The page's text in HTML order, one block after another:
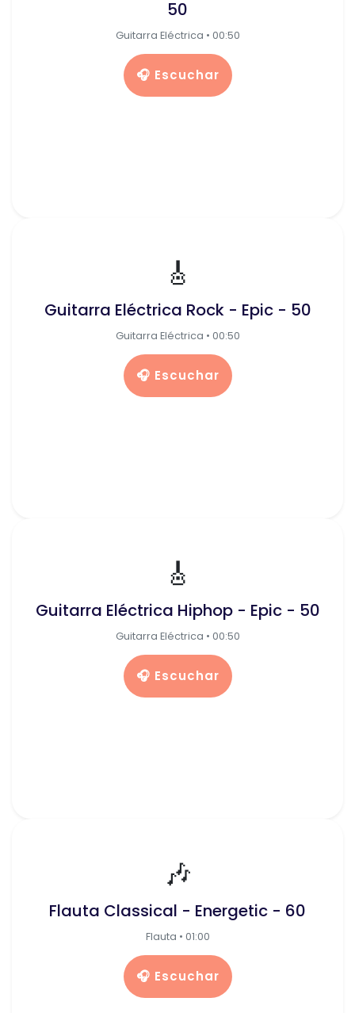
50
Guitarra Eléctrica • 00:50
🎧 Escuchar
🎸
Guitarra Eléctrica Rock - Epic - 50
Guitarra Eléctrica • 00:50
🎧 Escuchar
🎸
Guitarra Eléctrica Hiphop - Epic - 50
Guitarra Eléctrica • 00:50
🎧 Escuchar
🎶
Flauta Classical - Energetic - 60
Flauta • 01:00
🎧 Escuchar